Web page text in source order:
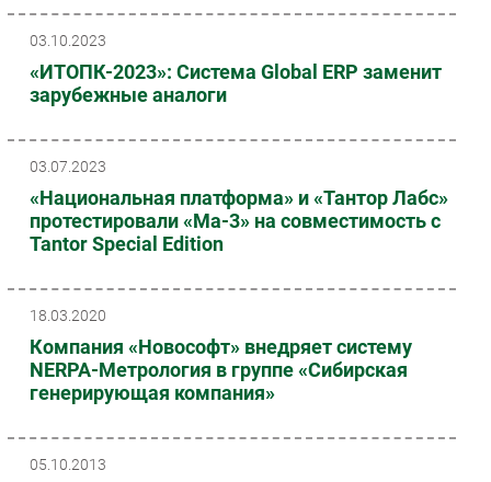
03.10.2023
«ИТОПК-2023»: Система Global ERP заменит
зарубежные аналоги
03.07.2023
«Национальная платформа» и «Тантор Лабс»
протестировали «Ма-3» на совместимость с
Tantor Special Edition
18.03.2020
Компания «Новософт» внедряет систему
NERPA-Метрология в группе «Сибирская
генерирующая компания»
05.10.2013